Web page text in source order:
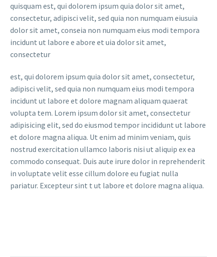
quisquam est, qui dolorem ipsum quia dolor sit amet,
consectetur, adipisci velit, sed quia non numquam eiusuia
dolor sit amet, conseia non numquam eius modi tempora
incidunt ut labore e abore et uia dolor sit amet,
consectetur
est, qui dolorem ipsum quia dolor sit amet, consectetur,
adipisci velit, sed quia non numquam eius modi tempora
incidunt ut labore et dolore magnam aliquam quaerat
volupta tem. Lorem ipsum dolor sit amet, consectetur
adipisicing elit, sed do eiusmod tempor incididunt ut labore
et dolore magna aliqua. Ut enim ad minim veniam, quis
nostrud exercitation ullamco laboris nisi ut aliquip ex ea
commodo consequat. Duis aute irure dolor in reprehenderit
in voluptate velit esse cillum dolore eu fugiat nulla
pariatur. Excepteur sint t ut labore et dolore magna aliqua.